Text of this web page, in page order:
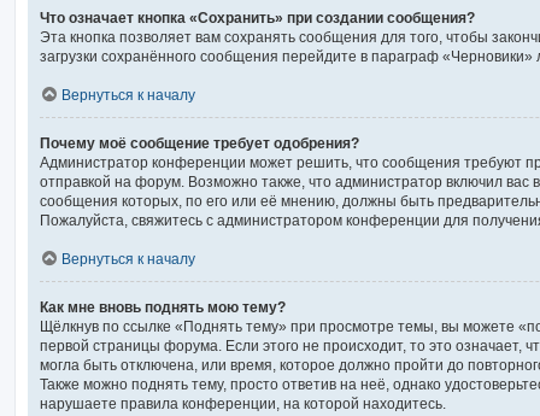
Что означает кнопка «Сохранить» при создании сообщения?
Эта кнопка позволяет вам сохранять сообщения для того, чтобы
загрузки сохранённого сообщения перейдите в параграф «Черновики»
Вернуться к началу
Почему моё сообщение требует одобрения?
Администратор конференции может решить, что сообщения требуют
отправкой на форум. Возможно также, что администратор включил вас
сообщения которых, по его или её мнению, должны быть
Пожалуйста, свяжитесь с администратором конференции для
Вернуться к началу
Как мне вновь поднять мою тему?
Щёлкнув по ссылке «Поднять тему» при просмотре темы, вы можете
первой страницы форума. Если этого не происходит, то это означает,
могла быть отключена, или время, которое должно пройти до
Также можно поднять тему, просто ответив на неё, однако
нарушаете правила конференции, на которой находитесь.